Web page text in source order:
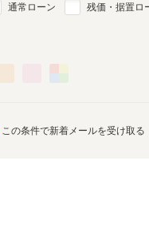
通常ローン 残価・据置ロ
この条件で新着メールを受け取る